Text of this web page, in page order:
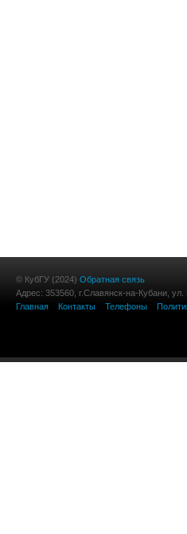
© КубГУ (2024) Обратная связь
Адрес: 353560, г.Славянск-на-Кубани,
Главная
Контакты Телефоны